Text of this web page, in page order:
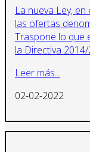
La nueva Ley,
las ofertas
Traspone lo que
la Directiva
Leer más...
02-02-2022